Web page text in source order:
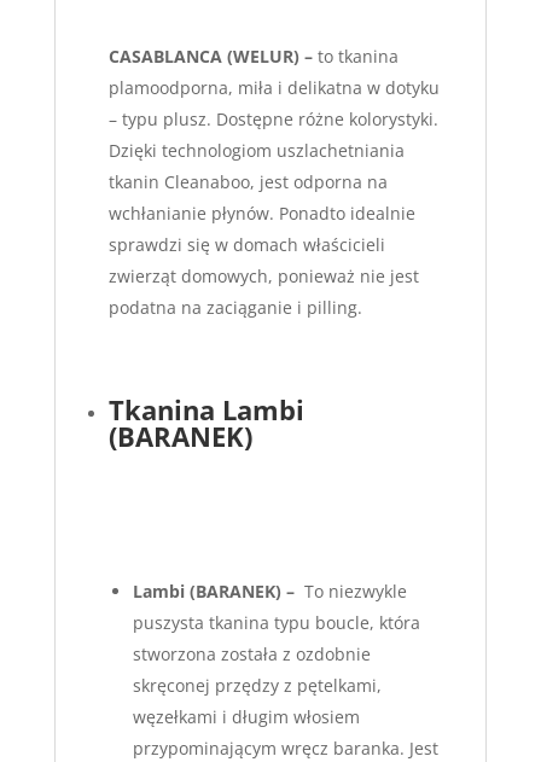
CASABLANCA (WELUR) –to tkanina
plamoodporna, miła i delikatna w dotyku
– typu plusz. Dostępne różne kolorystyki.
Dzięki technologiom uszlachetniania
tkanin Cleanaboo, jest odporna na
wchłanianie płynów. Ponadto idealnie
sprawdzi się w domach właścicieli
zwierząt domowych, ponieważ nie jest
podatna na zaciąganie i pilling.
Tkanina Lambi
(BARANEK)
Lambi (BARANEK) – To niezwykle
puszysta tkanina typu boucle, która
stworzona została z ozdobnie
skręconej przędzy z pętelkami,
węzełkami i długim włosiem
przypominającym wręcz baranka. Jest